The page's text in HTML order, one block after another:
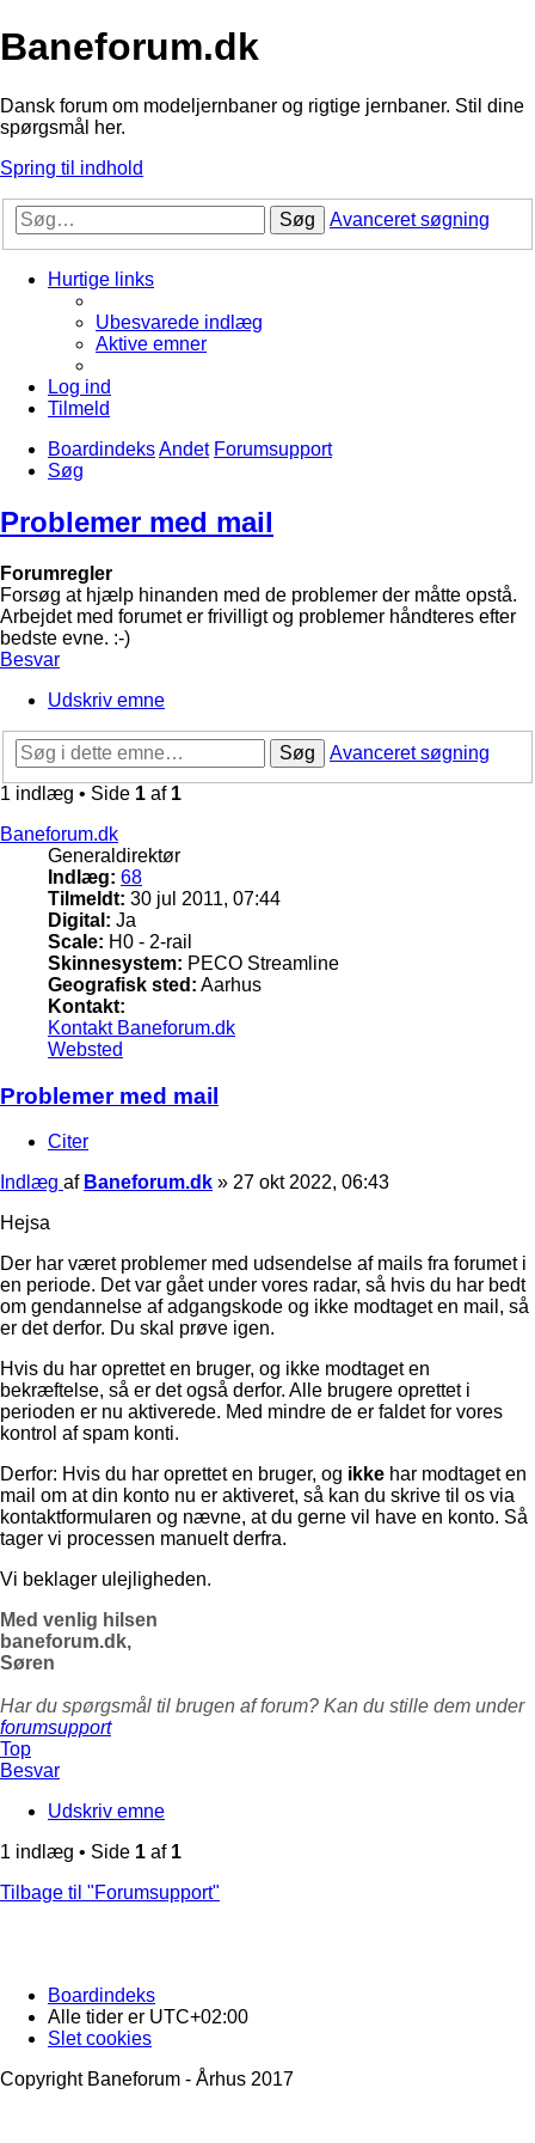
Baneforum.dk
Dansk forum om modeljernbaner og rigtige jernbaner. Stil dine
spørgsmål her.
Spring til indhold
Søg Avanceret søgning
Hurtige links
Ubesvarede indlæg
Aktive emner
Log ind
Tilmeld
BoardindeksAndet Forumsupport
Søg
Problemer med mail
Forumregler
Forsøg at hjælp hinanden med de problemer der måtte opstå.
Arbejdet med forumet er frivilligt og problemer håndteres efter
bedste evne. :-)
Besvar
Udskriv emne
Søg
Avanceret søgning
1 indlæg • Side 1 af 1
Baneforum.dk
Generaldirektør
Indlæg: 68
Tilmeldt: 30 jul 2011, 07:44
Digital: Ja
Scale: H0 - 2-rail
Skinnesystem: PECO Streamline
Geografisk sted: Aarhus
Kontakt:
Kontakt Baneforum.dk
Websted
Problemer med mail
Citer
Indlæg af Baneforum.dk » 27 okt 2022, 06:43
Hejsa
Der har været problemer med udsendelse af mails fra forumet i
en periode. Det var gået under vores radar, så hvis du har bedt
om gendannelse af adgangskode og ikke modtaget en mail, så
er det derfor. Du skal prøve igen.
Hvis du har oprettet en bruger, og ikke modtaget en
bekræftelse, så er det også derfor. Alle brugere oprettet i
perioden er nu aktiverede. Med mindre de er faldet for vores
kontrol af spam konti.
Derfor: Hvis du har oprettet en bruger, og ikke har modtaget en
mail om at din konto nu er aktiveret, så kan du skrive til os via
kontaktformularen og nævne, at du gerne vil have en konto. Så
tager vi processen manuelt derfra.
Vi beklager ulejligheden.
Med venlig hilsen
baneforum.dk,
Søren
Har du spørgsmål til brugen af forum? Kan du stille dem under
forumsupport
Top
Besvar
Udskriv emne
1 indlæg • Side 1 af 1
Tilbage til "Forumsupport"
Boardindeks
Alle tider er UTC+02:00
Slet cookies
Copyright Baneforum - Århus 2017